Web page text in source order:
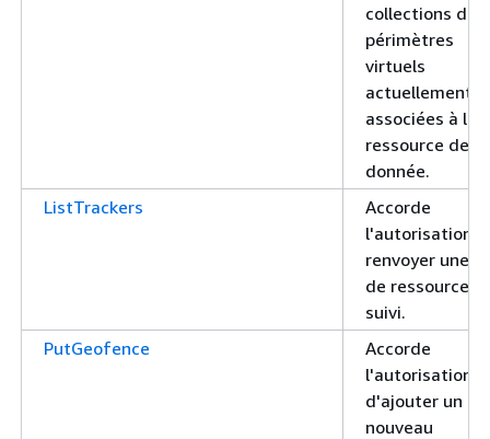
collections de
périmètres
virtuels
actuellement
associées à la
ressource de
donnée.
ListTrackers
Accorde
l'autorisation
renvoyer une
de ressources
suivi.
PutGeofence
Accorde
l'autorisation
d'ajouter un
nouveau